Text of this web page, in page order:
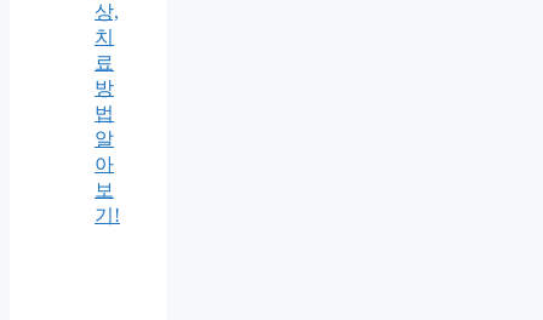
상,
치
료
방
법
알
아
보
기!